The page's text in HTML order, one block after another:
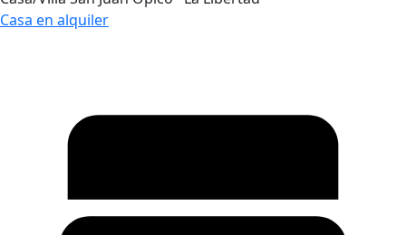
Casa en alquiler